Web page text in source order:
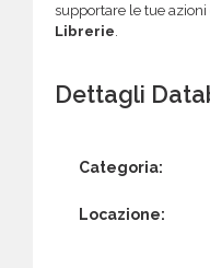
supportare le tue
Librerie.
Dettagli
Categoria:
Locazione: